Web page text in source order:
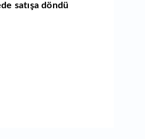
satışa döndü